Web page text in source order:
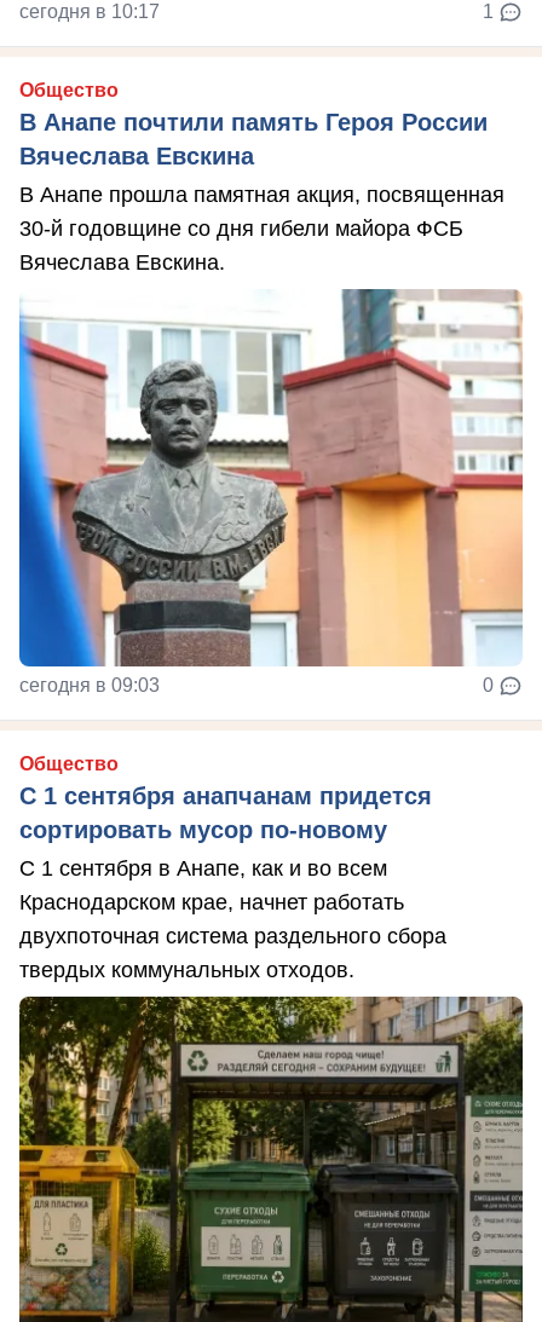
сегодня в 10:17 1
Общество
В Анапе почтили память Героя России
Вячеслава Евскина
В Анапе прошла памятная акция, посвященная
30-й годовщине со дня гибели майора ФСБ
Вячеслава Евскина.
сегодня в 09:03 0
Общество
С 1 сентября анапчанам придется
сортировать мусор по-новому
С 1 сентября в Анапе, как и во всем
Краснодарском крае, начнет работать
двухпоточная система раздельного сбора
твердых коммунальных отходов.